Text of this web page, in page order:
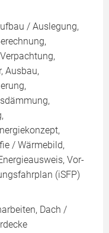
/ Auslegung,
Ausbau,
/ Wärmebild,
Vor-
(iSFP)
Dach /